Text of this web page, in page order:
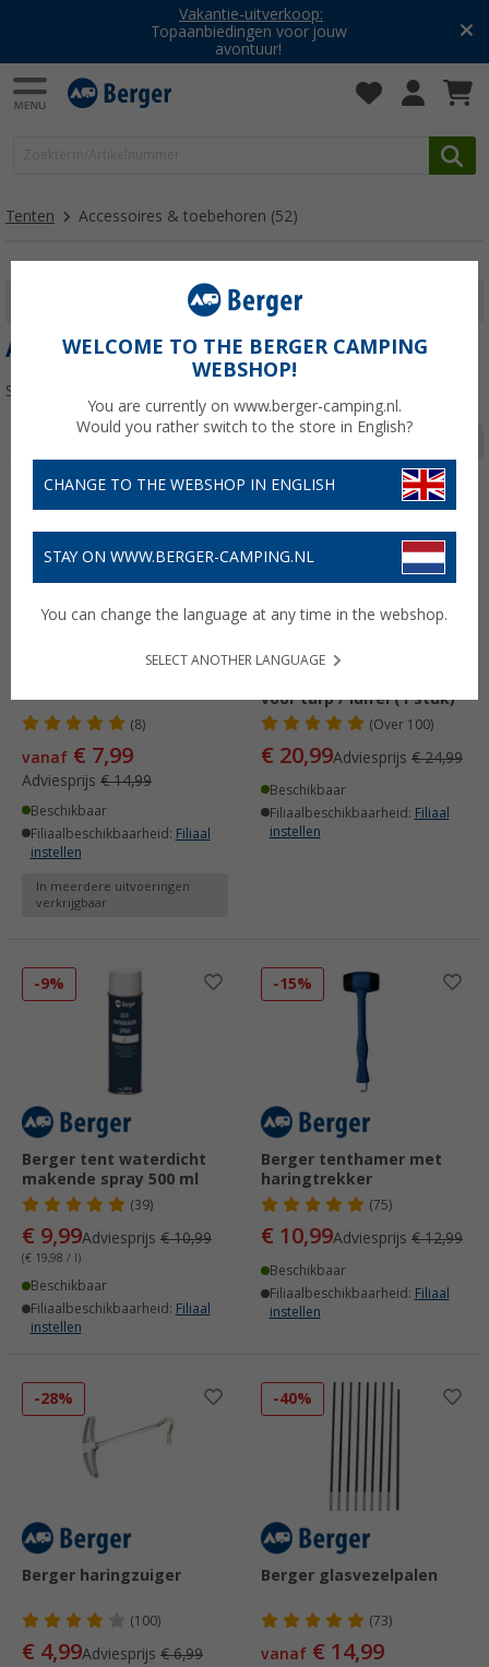
Vakantie-uitverkoop:
Topaanbiedingen voor jouw
avontuur!
Tenten Accessoires & toebehoren (52)
FILTER WEERGEVEN
ACCESSOIRES & TOEBEHOREN
Sorteren:
Pagina 1 van 2
(8)
vanaf € 7,99
Adviesprijs € 14,99
Beschikbaar
Filiaalbeschikbaarheid: Filiaal
instellen
In meerdere uitvoeringen
verkrijgbaar
voor tarp / luifel (1 stuk)
(Over100)
€ 20,99Adviesprijs € 24,99
Beschikbaar
Filiaalbeschikbaarheid: Filiaal
instellen
-9%
Berger tent waterdicht
makende spray 500 ml
(39)
€ 9,99Adviesprijs € 10,99
(€ 19,98 / l)
Beschikbaar
Filiaalbeschikbaarheid: Filiaal
instellen
-15%
Berger tenthamer met
haringtrekker
(75)
€ 10,99Adviesprijs € 12,99
Beschikbaar
Filiaalbeschikbaarheid: Filiaal
instellen
-28%
Berger haringzuiger
(100)
€ 4,99Adviesprijs € 6,99
-40%
Berger glasvezelpalen
(73)
vanaf € 14,99
WELCOME TO THE BERGER CAMPING
WEBSHOP!
You are currently on www.berger-camping.nl.
Would you rather switch to the store in English?
CHANGE TO THE WEBSHOP IN ENGLISH
STAY ON WWW.BERGER-CAMPING.NL
You can change the language at any time in the webshop.
SELECT ANOTHER LANGUAGE